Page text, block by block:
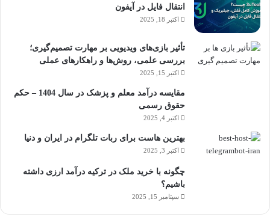
انتقال فایل در آیفون
اکتبر 18, 2025
تأثیر بازی‌های ویدیویی بر مهارت تصمیم‌گیری؛
بررسی علمی، روش‌ها و راهکارهای عملی
اکتبر 15, 2025
مقایسه درآمد معلم و پزشک در سال 1404 – حکم
حقوق رسمی
اکتبر 4, 2025
بهترین هاست برای ربات تلگرام در ایران و دنیا
اکتبر 3, 2025
چگونه با خرید ملک در ترکیه درآمد ارزی داشته
باشیم؟
سپتامبر 15, 2025